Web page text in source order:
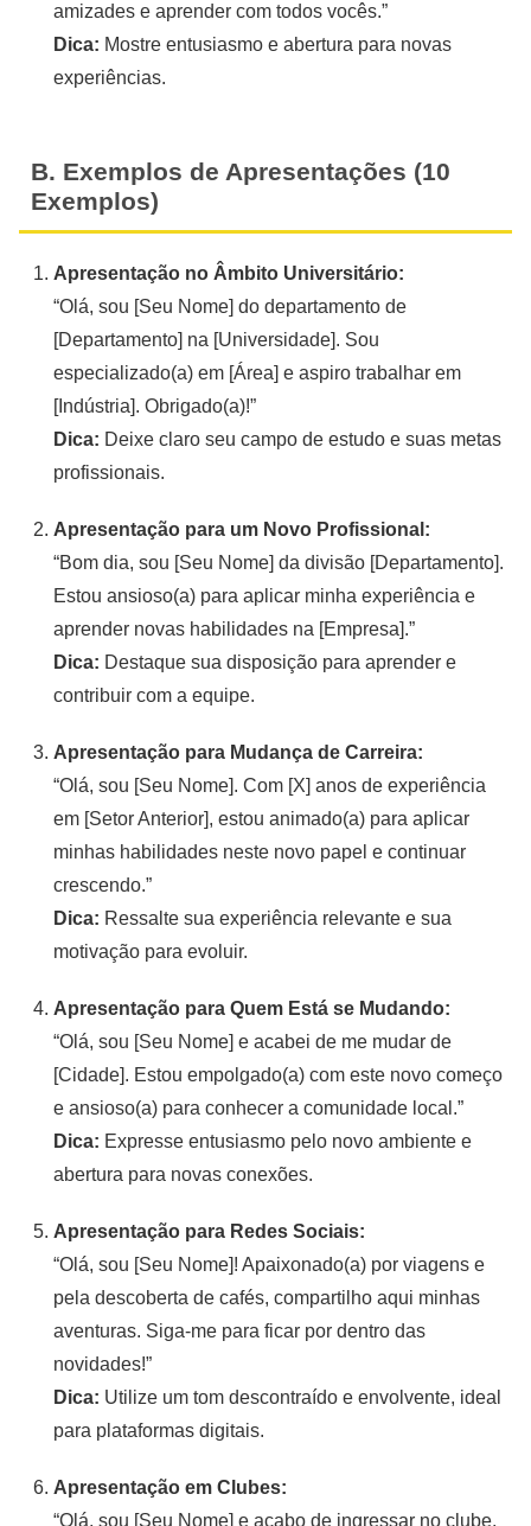
amizades e aprender com todos vocês.”
Dica: Mostre entusiasmo e abertura para novas
experiências.
B. Exemplos de Apresentações (10
Exemplos)
Apresentação no Âmbito Universitário:
“Olá, sou [Seu Nome] do departamento de
[Departamento] na [Universidade]. Sou
especializado(a) em [Área] e aspiro trabalhar em
[Indústria]. Obrigado(a)!”
Dica: Deixe claro seu campo de estudo e suas metas
profissionais.
Apresentação para um Novo Profissional:
“Bom dia, sou [Seu Nome] da divisão [Departamento].
Estou ansioso(a) para aplicar minha experiência e
aprender novas habilidades na [Empresa].”
Dica: Destaque sua disposição para aprender e
contribuir com a equipe.
Apresentação para Mudança de Carreira:
“Olá, sou [Seu Nome]. Com [X] anos de experiência
em [Setor Anterior], estou animado(a) para aplicar
minhas habilidades neste novo papel e continuar
crescendo.”
Dica: Ressalte sua experiência relevante e sua
motivação para evoluir.
Apresentação para Quem Está se Mudando:
“Olá, sou [Seu Nome] e acabei de me mudar de
[Cidade]. Estou empolgado(a) com este novo começo
e ansioso(a) para conhecer a comunidade local.”
Dica: Expresse entusiasmo pelo novo ambiente e
abertura para novas conexões.
Apresentação para Redes Sociais:
“Olá, sou [Seu Nome]! Apaixonado(a) por viagens e
pela descoberta de cafés, compartilho aqui minhas
aventuras. Siga-me para ficar por dentro das
novidades!”
Dica: Utilize um tom descontraído e envolvente, ideal
para plataformas digitais.
Apresentação em Clubes:
“Olá, sou [Seu Nome] e acabo de ingressar no clube.